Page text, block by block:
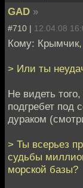
GAD »
#710 | 12.04.08
Кому: Крымчик,
> Или ты
Не видеть
подгребет под
дураком
> Ты всерьез
судьбы
морской базы?